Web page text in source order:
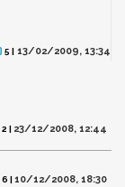
5 | 13/02/2009, 13:34
2 | 23/12/2008, 12:44
6 | 10/12/2008, 18:30